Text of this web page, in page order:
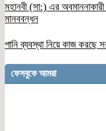
মহানবী (সা:) এর
মানববন্ধন
পানি ব্যবস্থা নিয়ে কাজ করছে
ফেসবুকে আমরা